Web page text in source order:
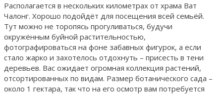
Располагается в нескольких километрах от храма Ват
Чалонг. Хорошо подойдёт для посещения всей семьёй.
Тут можно не торопясь прогуливаться, будучи
окружённым буйной растительностью,
фотографироваться на фоне забавных фигурок, а если
стало жарко и захотелось отдохнуть – присесть в тени
деревьев. Вас ожидает огромная коллекция растений,
отсортированных по видам. Размер ботанического сада –
около 1 гектара, так что на его осмотр вам потребуется